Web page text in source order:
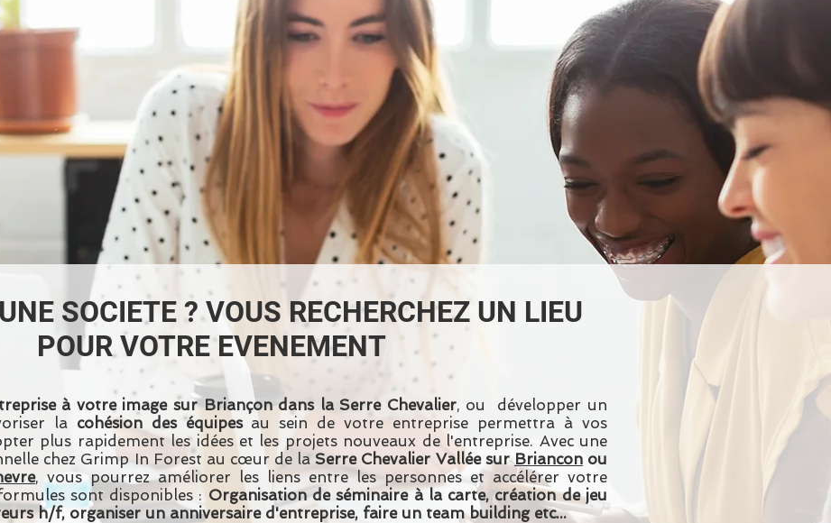
SOCIETE ? VOUS RECHERCHEZ UN LIEU
POUR VOTRE EVENEMENT
à votre image sur Briançon dans la Serre Chevalier, ou développer un
la cohésion des équipesau sein de votre entreprise permettra à vos
plus rapidement les idées et les projets nouveaux de l'entreprise. Avec une
chez Grimp In Forest au cœur de la Serre Chevalier Vallée surBrianconou
, vous pourrez améliorer les liens entre les personnes et accélérer votre
sont disponibles : Organisation de séminaire à la carte, création de jeu
h/f, organiser un anniversaire d'entreprise, faire un team building etc...